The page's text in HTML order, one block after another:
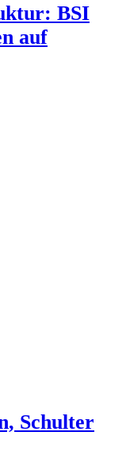
BSI
auf
Schulter